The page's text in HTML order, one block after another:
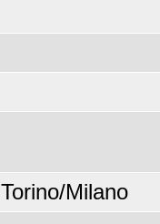
Torino/Milano